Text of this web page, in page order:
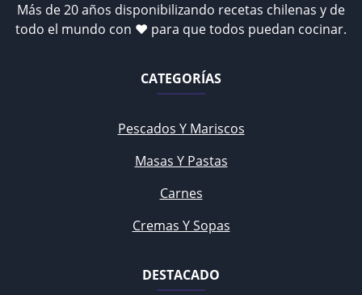
Más de 20 años disponibilizando recetas chilenas y de
todo el mundo con ♥ para que todos puedan cocinar.
CATEGORÍAS
Pescados Y Mariscos
Masas Y Pastas
Carnes
Cremas Y Sopas
DESTACADO